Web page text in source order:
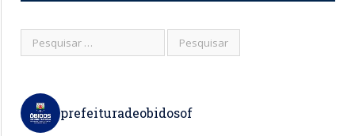
prefeituradeobidosof